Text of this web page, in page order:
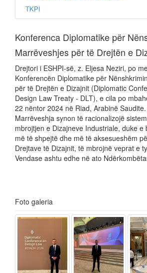
TKPI
Konferenca Diplomatike për
Marrëveshjes për të Drejtën e
Drejtori i ESHPI-së, z. Eljesa Neziri, po
Konferencën Diplomatike për
për të Drejtën e Dizajnit (Diplomatic
Design Law Treaty - DLT), e cila po
22 nëntor 2024 në Riad, Arabinë Saudite.
Marrëveshja synon të racionalizojë
mbrojtjen e Dizajneve Industriale, duke e
më të shpejtë dhe më të aksesueshëm
Drejtave të Dizajnit, të mbrojnë veprat e
Vendase ashtu edhe në ato
Foto galeria